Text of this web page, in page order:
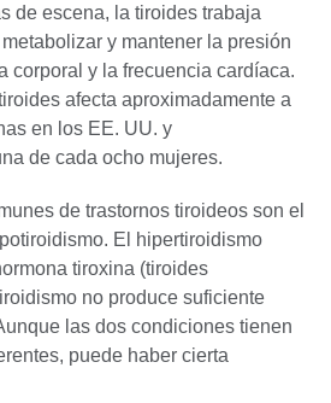
de escena, la tiroides trabaja
y mantener la presión
corporal y la frecuencia cardíaca.
afecta aproximadamente a
en los EE. UU. y
de cada ocho mujeres.
de trastornos tiroideos son el
El hipertiroidismo
tiroxina (tiroides
no produce suficiente
las dos condiciones tienen
puede haber cierta